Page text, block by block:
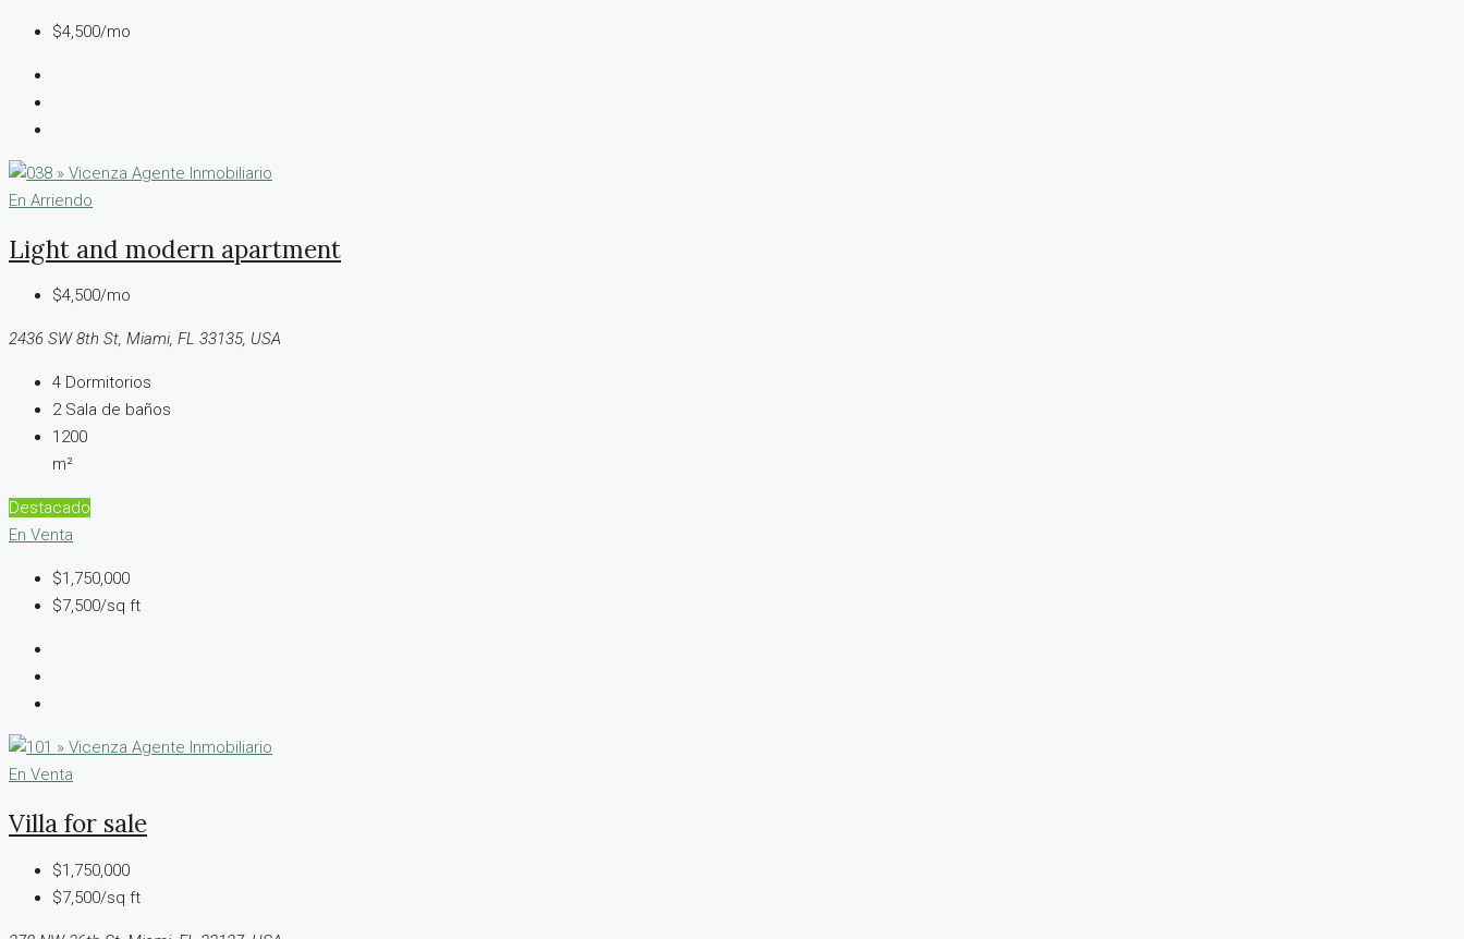
$4,500/mo
En Arriendo
Light and modern apartment
$4,500/mo
2436 SW 8th St, Miami, FL 33135, USA
4 Dormitorios
2 Sala de baños
1200
m²
Destacado
En Venta
$1,750,000
$7,500/sq ft
En Venta
Villa for sale
$1,750,000
$7,500/sq ft